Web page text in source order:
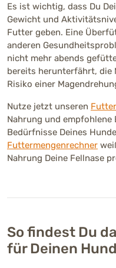
Es ist wichtig, dass Du
Gewicht und
Futter geben. Eine
anderen
nicht mehr abends
bereits herunterfährt, die
Risiko einer
Nutze jetzt unseren
Nahrung und
Bedürfnisse Deines
Futtermengenrechner
Nahrung Deine Fellnase
So findest Du
für Deinen Hund